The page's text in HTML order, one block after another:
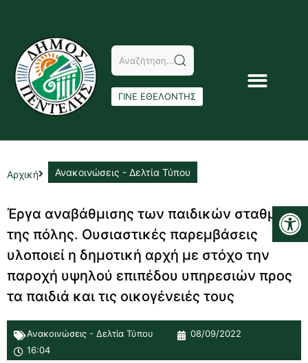
ΓΙΝΕ ΕΘΕΛΟΝΤΗΣ
Αρχική Ανακοινώσεις - Δελτία Τύπου
Έργα αναβάθμισης των παιδικών σταθμών
της πόλης. Ουσιαστικές παρεμβάσεις
υλοποιεί η δημοτική αρχή με στόχο την
παροχή υψηλού επιπέδου υπηρεσιών προς
τα παιδιά και τις οικογένειές τους
Ανακοινώσεις - Δελτία Τύπου
08/09/2022
16:04